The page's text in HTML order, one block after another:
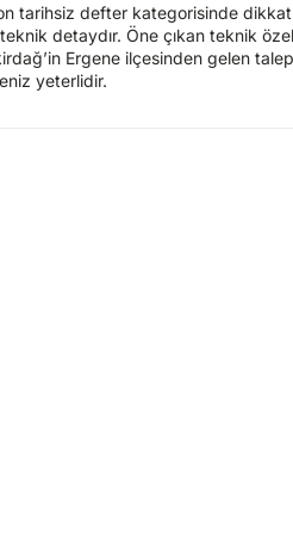
tarihsiz defter kategorisinde
teknik detaydır. Öne çıkan teknik
Ergene ilçesinden gelen
yeterlidir.